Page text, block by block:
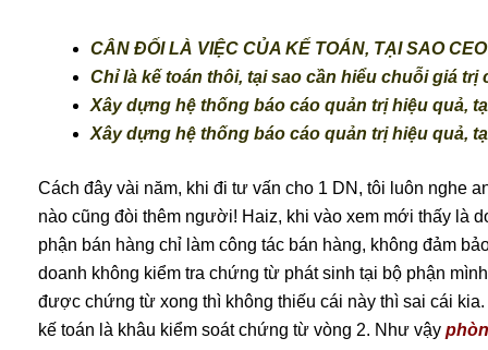
CÂN ĐỐI LÀ VIỆC CỦA KẾ TOÁN, TẠI SAO
Chỉ là kế toán thôi, tại sao cần hiểu chuỗi giá trị
Xây dựng hệ thống báo cáo quản trị hiệu quả,
Xây dựng hệ thống báo cáo quản trị hiệu quả,
Cách đây vài năm, khi đi tư vấn cho 1 DN, tôi luôn nghe
nào cũng đòi thêm người! Haiz, khi vào xem mới thấy là
phận bán hàng chỉ làm công tác bán hàng, không đảm
doanh không kiểm tra chứng từ phát sinh tại bộ phận
được chứng từ xong thì không thiếu cái này thì sai cái
kế toán là khâu kiểm soát chứng từ vòng 2. Như vậy